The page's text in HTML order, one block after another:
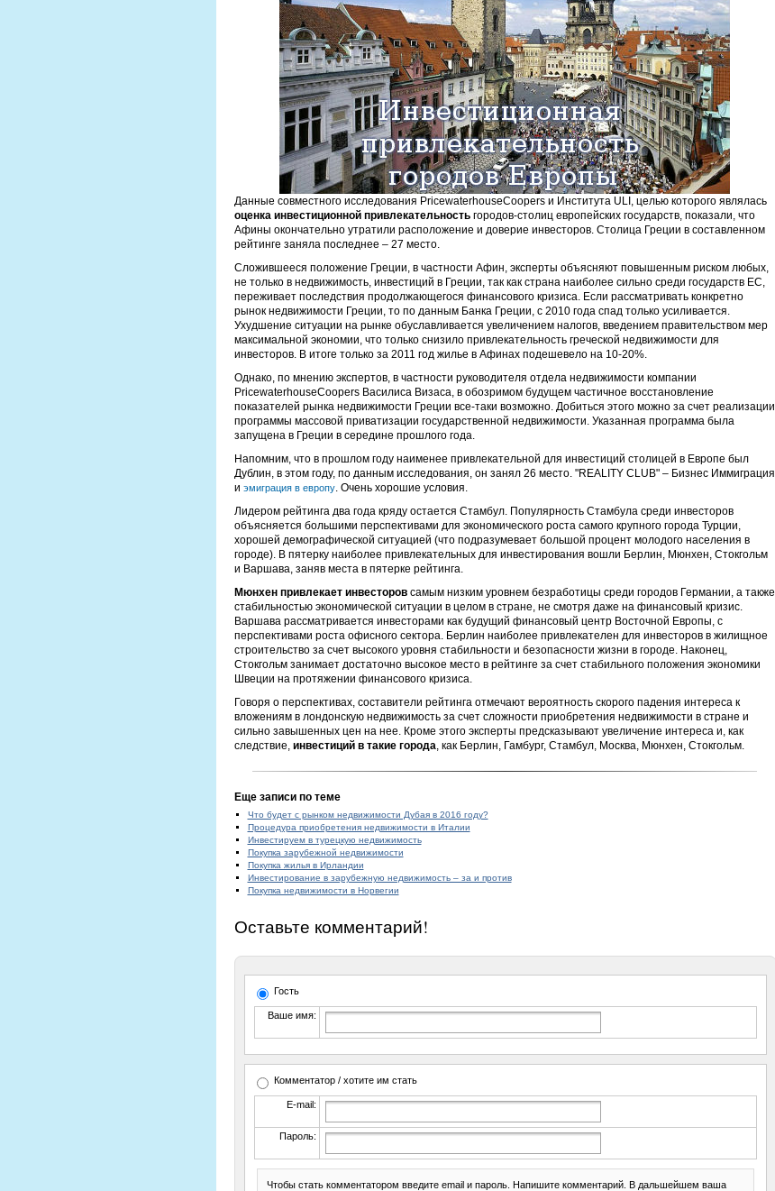
Данные совместного исследования PricewaterhouseCoopers и Института ULI, целью которого являлась
оценка инвестиционной привлекательностьгородов-столиц европейских государств, показали, что
Афины окончательно утратили расположение и доверие инвесторов. Столица Греции в составленном
рейтинге заняла последнее – 27 место.
Сложившееся положение Греции, в частности Афин, эксперты объясняют повышенным риском любых,
не только в недвижимость, инвестиций в Греции, так как страна наиболее сильно среди государств ЕС,
переживает последствия продолжающегося финансового кризиса. Если рассматривать конкретно
рынок недвижимости Греции, то по данным Банка Греции, с 2010 года спад только усиливается.
Ухудшение ситуации на рынке обуславливается увеличением налогов, введением правительством мер
максимальной экономии, что только снизило привлекательность греческой недвижимости для
инвесторов. В итоге только за 2011 год жилье в Афинах подешевело на 10-20%.
Однако, по мнению экспертов, в частности руководителя отдела недвижимости компании
PricewaterhouseCoopers Василиса Визаса, в обозримом будущем частичное восстановление
показателей рынка недвижимости Греции все-таки возможно. Добиться этого можно за счет реализации
программы массовой приватизации государственной недвижимости. Указанная программа была
запущена в Греции в середине прошлого года.
Напомним, что в прошлом году наименее привлекательной для инвестиций столицей в Европе был
Дублин, в этом году, по данным исследования, он занял 26 место. "REALITY CLUB" – Бизнес Иммиграция
и эмиграция в европу. Очень хорошие условия.
Лидером рейтинга два года кряду остается Стамбул. Популярность Стамбула среди инвесторов
объясняется большими перспективами для экономического роста самого крупного города Турции,
хорошей демографической ситуацией (что подразумевает большой процент молодого населения в
городе). В пятерку наиболее привлекательных для инвестирования вошли Берлин, Мюнхен, Стокгольм
и Варшава, заняв места в пятерке рейтинга.
Мюнхен привлекает инвесторовсамым низким уровнем безработицы среди городов Германии, а также
стабильностью экономической ситуации в целом в стране, не смотря даже на финансовый кризис.
Варшава рассматривается инвесторами как будущий финансовый центр Восточной Европы, с
перспективами роста офисного сектора. Берлин наиболее привлекателен для инвесторов в жилищное
строительство за счет высокого уровня стабильности и безопасности жизни в городе. Наконец,
Стокгольм занимает достаточно высокое место в рейтинге за счет стабильного положения экономики
Швеции на протяжении финансового кризиса.
Говоря о перспективах, составители рейтинга отмечают вероятность скорого падения интереса к
вложениям в лондонскую недвижимость за счет сложности приобретения недвижимости в стране и
сильно завышенных цен на нее. Кроме этого эксперты предсказывают увеличение интереса и, как
следствие, инвестиций в такие города, как Берлин, Гамбург, Стамбул, Москва, Мюнхен, Стокгольм.
Еще записи по теме
Что будет с рынком недвижимости Дубая в 2016 году?
Процедура приобретения недвижимости в Италии
Инвестируем в турецкую недвижимость
Покупка зарубежной недвижимости
Покупка жилья в Ирландии
Инвестирование в зарубежную недвижимость – за и против
Покупка недвижимости в Норвегии
Оставьте комментарий!
Гость
Ваше имя:
Комментатор / хотите им стать
E-mail:
Пароль:
Чтобы стать комментатором введите email и пароль. Напишите комментарий. В дальшейшем ваша